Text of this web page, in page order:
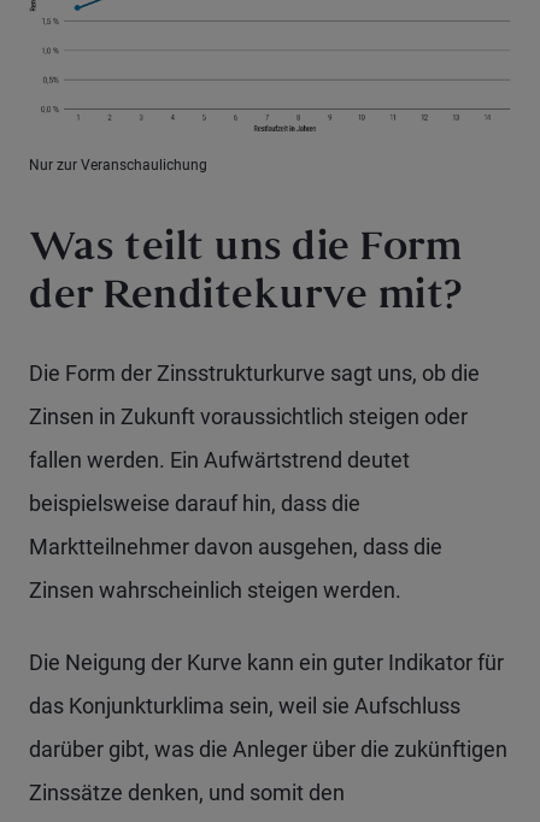
Nur zur Veranschaulichung
Was teilt uns die Form
der Renditekurve mit?
Die Form der Zinsstrukturkurve sagt uns, ob die
Zinsen in Zukunft voraussichtlich steigen oder
fallen werden. Ein Aufwärtstrend deutet
beispielsweise darauf hin, dass die
Marktteilnehmer davon ausgehen, dass die
Zinsen wahrscheinlich steigen werden.
Die Neigung der Kurve kann ein guter Indikator für
das Konjunkturklima sein, weil sie Aufschluss
darüber gibt, was die Anleger über die zukünftigen
Zinssätze denken, und somit den